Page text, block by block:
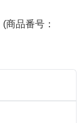
(商品番号：